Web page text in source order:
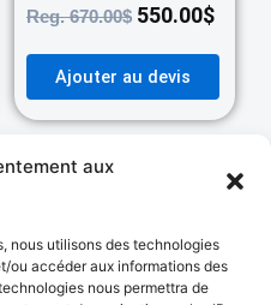
aux
nous utilisons des technologies
ou accéder aux informations des
nous permettra de
Reg.670.00$ 550.00$
Ajouter au devis